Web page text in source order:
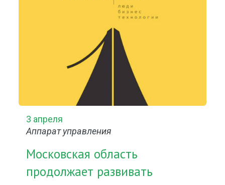
3 апреля
Аппарат управления
Московская область
продолжает развивать